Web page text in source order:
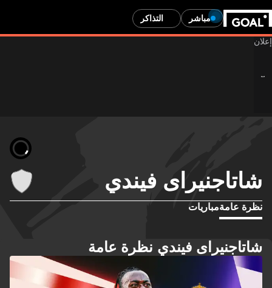
مباشر التذاكر
شاتاجنيراى فيندي
نظرة عامةمباريات
شاتاجنيراى فيندي نظرة عامة